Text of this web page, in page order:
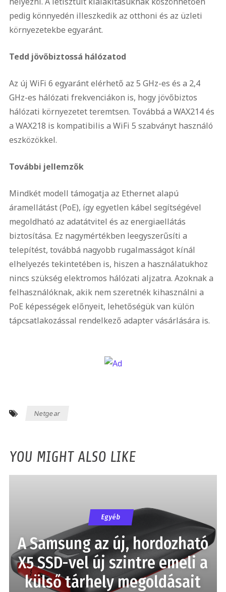
pedig könnyedén illeszkedik az otthoni és az üzleti
környezetekbe egyaránt.
Tedd jövőbiztossá hálózatod
Az új WiFi 6 egyaránt elérhető az 5 GHz-es és a 2,4
GHz-es hálózati frekvenciákon is, hogy jövőbiztos
hálózati környezetet teremtsen. Továbbá a WAX214 és
a WAX218 is kompatibilis a WiFi 5 szabványt használó
eszközökkel.
További jellemzők
Mindkét modell támogatja az Ethernet alapú
áramellátást (PoE), így egyetlen kábel segítségével
megoldható az adatátvitel és az energiaellátás
biztosítása. Ez nagymértékben leegyszerűsíti a
telepítést, továbbá nagyobb rugalmasságot kínál
elhelyezés tekintetében is, hiszen a használatukhoz
nincs szükség elektromos hálózati aljzatra. Azoknak a
felhasználóknak, akik nem szeretnék kihasználni a
PoE képességek előnyeit, lehetőségük van külön
tápcsatlakozással rendelkező adapter vásárlására is.
Netgear
YOU MIGHT ALSO LIKE
Egyéb
A Samsung az új, hordozható
X5 SSD-vel új szintre emeli a
külső tárhely megoldásait